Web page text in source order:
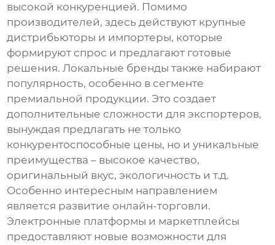
высокой конкуренцией. Помимо
производителей, здесь действуют крупные
дистрибьюторы и импортеры, которые
формируют спрос и предлагают готовые
решения. Локальные бренды также набирают
популярность, особенно в сегменте
премиальной продукции. Это создает
дополнительные сложности для экспортеров,
вынуждая предлагать не только
конкурентоспособные цены, но и уникальные
преимущества – высокое качество,
оригинальный вкус, экологичность и т.д.
Особенно интересным направлением
является развитие онлайн-торговли.
Электронные платформы и маркетплейсы
предоставляют новые возможности для